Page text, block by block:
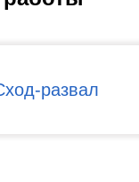
развал